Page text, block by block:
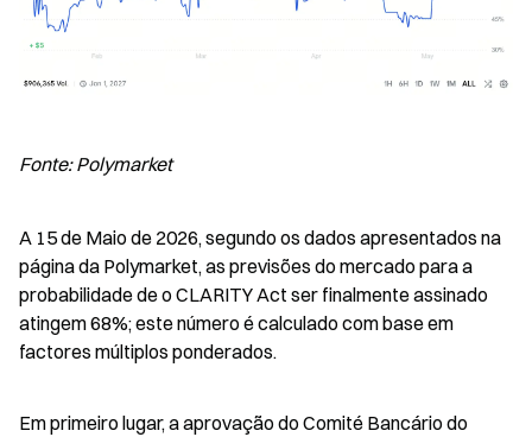
Fonte: Polymarket
A 15 de Maio de 2026, segundo os dados apresentados na
página da Polymarket, as previsões do mercado para a
probabilidade de o CLARITY Act ser finalmente assinado
atingem 68%; este número é calculado com base em
factores múltiplos ponderados.
Em primeiro lugar, a aprovação do Comité Bancário do